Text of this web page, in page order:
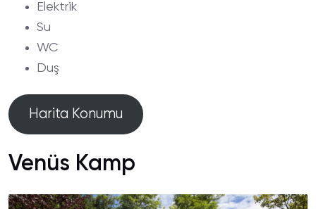
Elektrik
Su
WC
Duş
Harita Konumu
Venüs Kamp